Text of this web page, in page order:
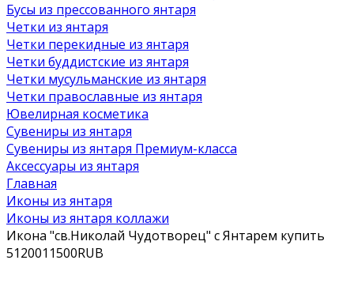
Бусы из прессованного янтаря
Четки из янтаря
Четки перекидные из янтаря
Четки буддистские из янтаря
Четки мусульманские из янтаря
Четки православные из янтаря
Ювелирная косметика
Сувениры из янтаря
Сувениры из янтаря Премиум-класса
Аксессуары из янтаря
Главная
Иконы из янтаря
Иконы из янтаря коллажи
Икона "св.Николай Чудотворец" с Янтарем купить
5120011500RUB